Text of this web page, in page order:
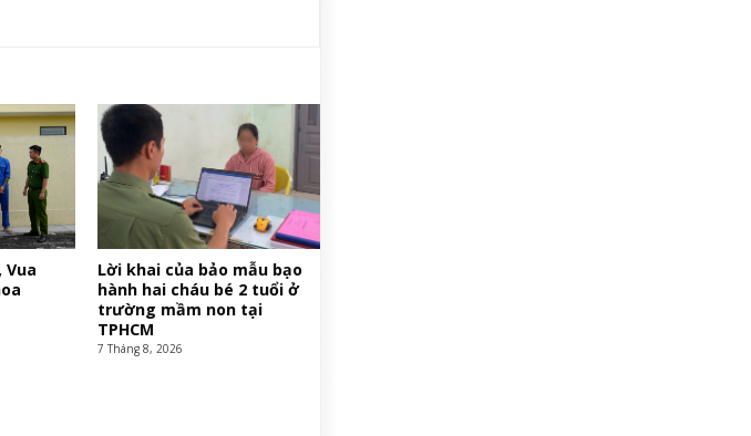
Vua
Lời khai của bảo mẫu bạo
hành hai cháu bé 2 tuổi ở
trường mầm non tại
TPHCM
7 Tháng 8, 2026